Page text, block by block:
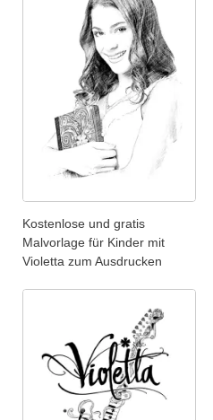
Kostenlose und gratis
Malvorlage für Kinder mit
Violetta zum Ausdrucken